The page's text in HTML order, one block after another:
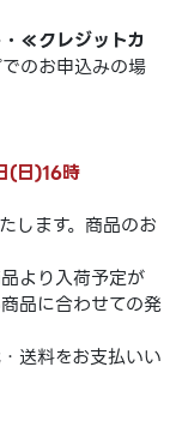
≪クレジットカ
のお申込みの場
(日)16時
します。商品のお
より入荷予定が
品に合わせての発
送料をお支払いい